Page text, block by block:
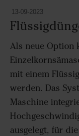
13-09-2023
Als neue Option
mit einem
werden. Das
Maschine
ausgelegt, für